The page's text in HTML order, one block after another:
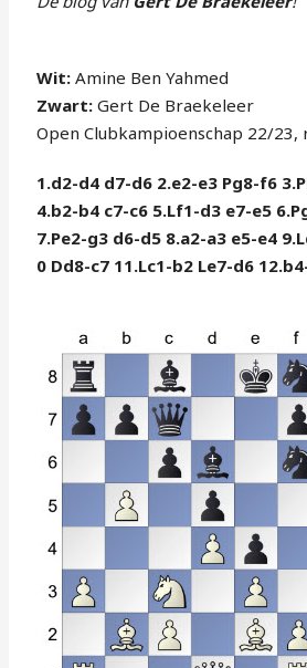
Wit: Amine Ben Yahmed
Zwart: Gert De Braekeleer
Open Clubkampioenschap 22/23,
1.d2-d4 d7-d6 2.e2-e3 Pg8-f6
4.b2-b4 c7-c6 5.Lf1-d3 e7-e5
7.Pe2-g3 d6-d5 8.a2-a3 e5-e4
0 Dd8-c7 11.Lc1-b2 Le7-d6